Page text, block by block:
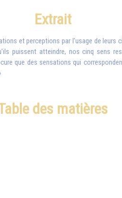
Extrait
et perceptions par l’usage de
puissent atteindre, nos cinq sens
que des sensations qui
des matières